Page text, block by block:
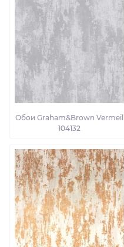
Обои Graham&Brown Vermeil
104132